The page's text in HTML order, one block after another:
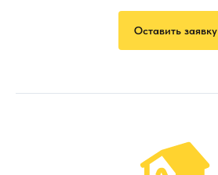
Оставить заявку